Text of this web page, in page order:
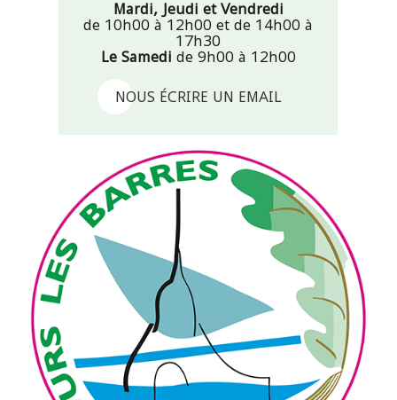
Mardi, Jeudi et Vendredi
de 10h00 à 12h00 et de 14h00 à
17h30
Le Samedi de 9h00 à 12h00
NOUS ÉCRIRE UN EMAIL